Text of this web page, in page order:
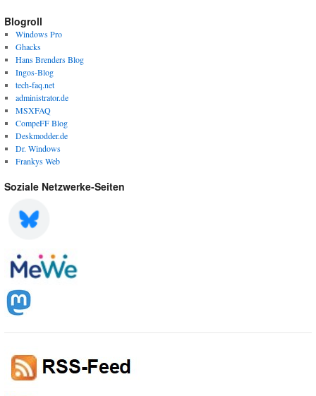
Blogroll
Windows Pro
Ghacks
Hans Brenders Blog
Ingos-Blog
tech-faq.net
administrator.de
MSXFAQ
CompeFF Blog
Deskmodder.de
Dr. Windows
Frankys Web
Soziale Netzwerke-Seiten